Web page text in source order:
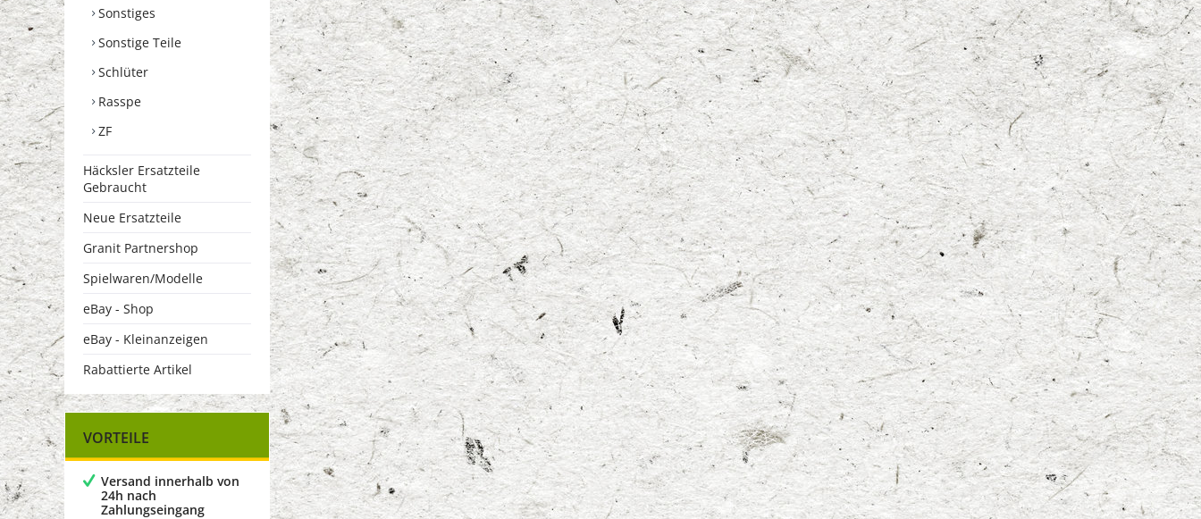
Sonstiges
Sonstige Teile
Schlüter
Rasspe
ZF
Häcksler Ersatzteile
Gebraucht
Neue Ersatzteile
Granit Partnershop
Spielwaren/Modelle
eBay - Shop
eBay - Kleinanzeigen
Rabattierte Artikel
VORTEILE
Versand innerhalb von
24h nach
Zahlungseingang